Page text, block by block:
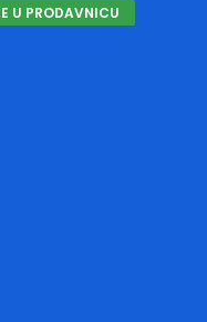
U PRODAVNICU